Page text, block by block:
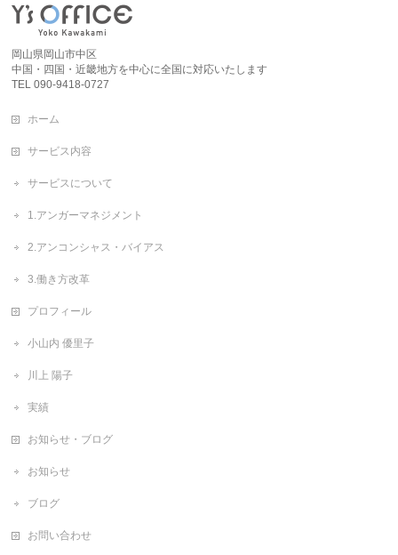
岡山県岡山市中区
中国・四国・近畿地方を中心に全国に対応いたします
TEL 090-9418-0727
ホーム
サービス内容
サービスについて
1.アンガーマネジメント
2.アンコンシャス・バイアス
3.働き方改革
プロフィール
小山内 優里子
川上 陽子
実績
お知らせ・ブログ
お知らせ
ブログ
お問い合わせ